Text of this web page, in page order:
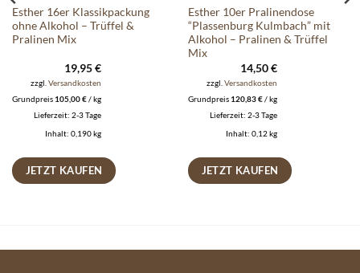
Esther 16er Klassikpackung
ohne Alkohol – Trüffel &
Pralinen Mix
19,95€
zzgl. Versandkosten
Grundpreis 105,00€/ kg
Lieferzeit: 2-3 Tage
Inhalt: 0,190 kg
JETZT KAUFEN
Esther 10er Pralinendose
“Plassenburg Kulmbach” mit
Alkohol – Pralinen & Trüffel
Mix
14,50€
zzgl. Versandkosten
Grundpreis 120,83€/ kg
Lieferzeit: 2-3 Tage
Inhalt: 0,12 kg
JETZT KAUFEN